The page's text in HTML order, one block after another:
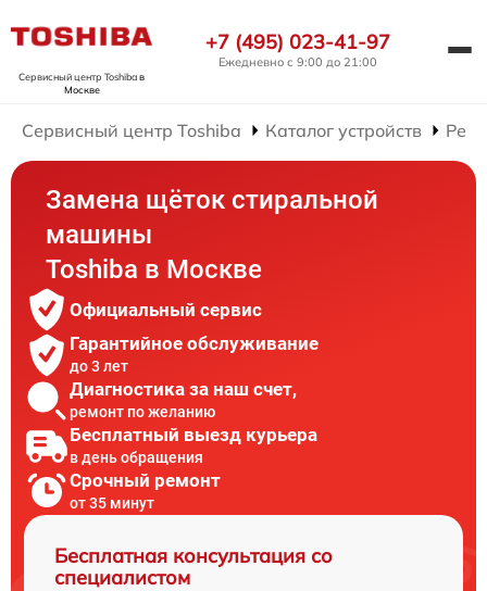
Сервисный центр Toshibaв
Москве
+7 (495) 023-41-97
Ежедневно с 9:00 до 21:00
Сервисный центр Toshiba Каталог устройств
Замена щёток стиральной
машины
Toshiba в Москве
Официальный сервис
Гарантийное обслуживание
до 3 лет
Диагностика за наш счет,
ремонт по желанию
Бесплатный выезд курьера
в день обращения
Срочный ремонт
от 35 минут
Бесплатная консультация со
специалистом